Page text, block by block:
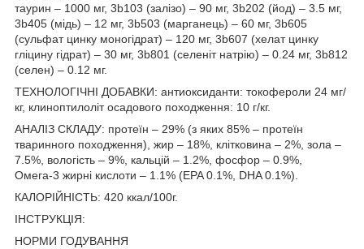
таурин – 1000 мг, 3b103 (залізо) – 90 мг, 3b202 (йод) – 3.5 мг,
3b405 (мідь) – 12 мг, 3b503 (марганець) – 60 мг, 3b605
(сульфат цинку моногідрат) – 120 мг, 3b607 (хелат цинку
гліцину гідрат) – 30 мг, 3b801 (селеніт натрію) – 0.24 мг, 3b812
(селен) – 0.12 мг.
ТЕХНОЛОГІЧНІ ДОБАВКИ: антиоксиданти: токофероли 24 мг/
кг, клиноптилоліт осадового походження: 10 г/кг.
АНАЛІЗ СКЛАДУ: протеїн – 29% (з яких 85% – протеїн
тваринного походження), жир – 18%, клітковина – 2%, зола –
7.5%, вологість – 9%, кальцій – 1.2%, фосфор – 0.9%,
Омега-3 жирні кислоти – 1.1% (EPA 0.1%, DHA 0.1%).
КАЛОРІЙНІСТЬ: 420 ккал/100г.
ІНСТРУКЦІЯ:
НОРМИ ГОДУВАННЯ